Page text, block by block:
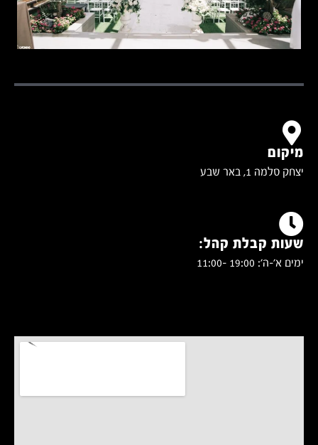
מיקום
יצחק סלמה 1, באר שבע
שעות קבלת קהל:
ימים א'-ה': 19:00 -11:00